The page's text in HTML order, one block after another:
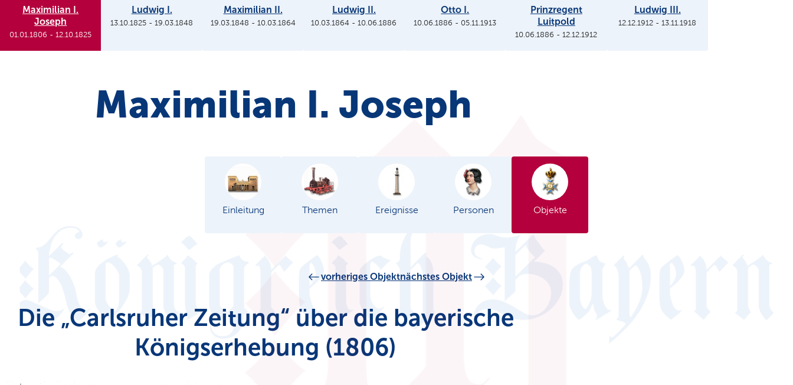
Maximilian I.
Joseph
01.01.1806 -12.10.1825
Ludwig I.
13.10.1825 -19.03.1848
Maximilian II.
19.03.1848 - 10.03.1864
Ludwig II.
10.03.1864 -10.06.1886
Otto I.
10.06.1886 - 05.11.1913
Prinzregent
Luitpold
10.06.1886 -12.12.1912
Ludwig III.
12.12.1912 -13.11.1918
Maximilian I. Joseph
Einleitung Themen Ereignisse Personen Objekte
vorheriges Objektnächstes Objekt
Die „Carlsruher Zeitung“ über die bayerische
Königserhebung (1806)